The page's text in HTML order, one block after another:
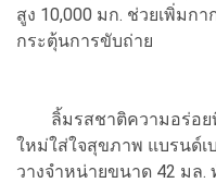
สูง 10,000 มก. ช่วยเพิ่มก
กระตุ้นการขับถ่าย
ลิ้มรสชาติความอร่อย
ใหม่ใส่ใจสุขภาพ แบรนด์
วางจำหน่ายขนาด 42 มล.